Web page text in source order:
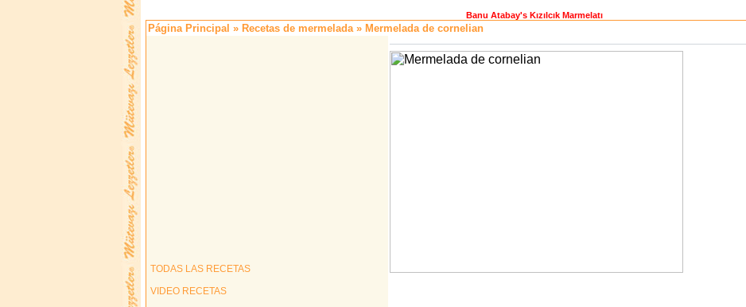
Banu Atabay's Kızılcık Marmelatı
Página Principal » Recetas de mermelada» Mermelada de cornelian
TODAS LAS RECETAS
VIDEO RECETAS